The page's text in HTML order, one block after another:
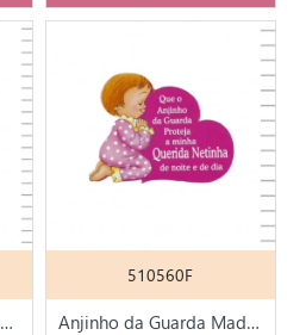
Anjinho da Guarda Personalizável
510560F
Anjinho da Guarda Madeira e K-Line